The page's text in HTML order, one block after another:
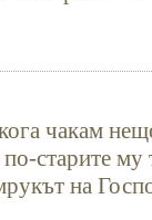
чакам
старите
на